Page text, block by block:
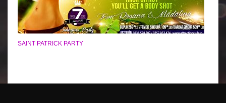
SAINT PATRICK PARTY